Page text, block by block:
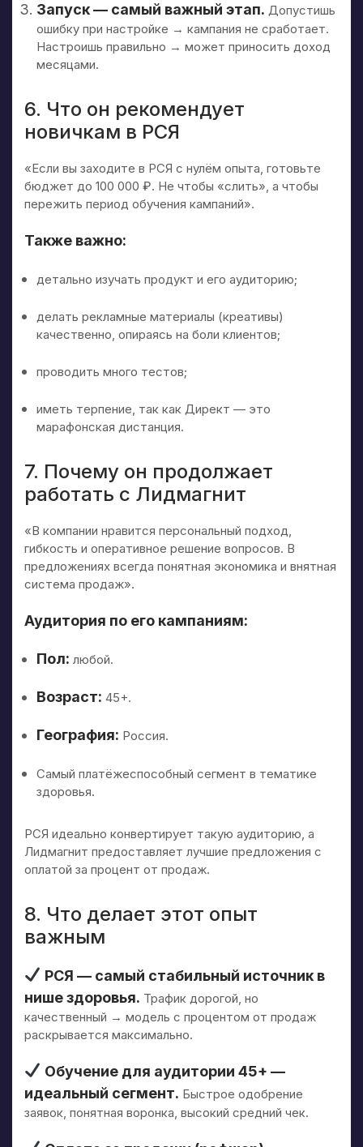
Запуск — самый важный этап. Допустишь
ошибку при настройке → кампания не сработает.
Настроишь правильно → может приносить доход
месяцами.
6. Что он рекомендует
новичкам в РСЯ
«Если вы заходите в РСЯ с нулём опыта, готовьте
бюджет до 100 000 ₽. Не чтобы «слить», а чтобы
пережить период обучения кампаний».
Также важно:
детально изучать продукт и его аудиторию;
делать рекламные материалы (креативы)
качественно, опираясь на боли клиентов;
проводить много тестов;
иметь терпение, так как Директ — это
марафонская дистанция.
7. Почему он продолжает
работать с Лидмагнит
«В компании нравится персональный подход,
гибкость и оперативное решение вопросов. В
предложениях всегда понятная экономика и внятная
система продаж».
Аудитория по его кампаниям:
Пол: любой.
Возраст: 45+.
География: Россия.
Самый платёжеспособный сегмент в тематике
здоровья.
РСЯ идеально конвертирует такую аудиторию, а
Лидмагнит предоставляет лучшие предложения с
оплатой за процент от продаж.
8. Что делает этот опыт
важным
РСЯ — самый стабильный источник в
нише здоровья. Трафик дорогой, но
качественный → модель с процентом от продаж
раскрывается максимально.
Обучение для аудитории 45+ —
идеальный сегмент. Быстрое одобрение
заявок, понятная воронка, высокий средний чек.